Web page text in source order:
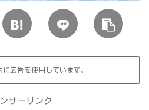
広告を使用しています。
サーリンク